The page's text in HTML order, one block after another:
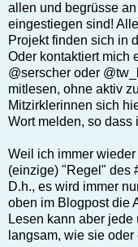
allen und begrüsse
eingestiegen sind!
Projekt finden sich in
Oder kontaktiert mich
@serscher oder
mitlesen, ohne aktiv
Mitzirklerinnen sich
Wort melden, so dass
Weil ich immer
(einzige) "Regel" des
D.h., es wird immer
oben im Blogpost die
Lesen kann aber
langsam, wie sie